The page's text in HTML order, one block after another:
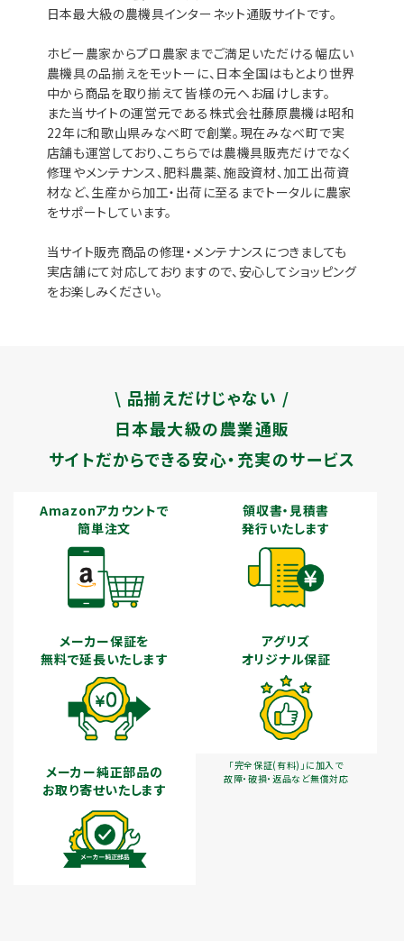
日本最大級の農機具インターネット通販サイトです。
ホビー農家からプロ農家までご満足いただける幅広い
農機具の品揃えをモットーに、日本全国はもとより世界
中から商品を取り揃えて皆様の元へお届けします。
また当サイトの運営元である株式会社藤原農機は昭和
22年に和歌山県みなべ町で創業。現在みなべ町で実
店舗も運営しており、こちらでは農機具販売だけでなく
修理やメンテナンス、肥料農薬、施設資材、加工出荷資
材など、生産から加工・出荷に至るまでトータルに農家
をサポートしています。
当サイト販売商品の修理・メンテナンスにつきましても
実店舗にて対応しておりますので、安心してショッピング
をお楽しみください。
\ 品揃えだけじゃない /
日本最大級の農業通販
サイトだからできる安心・充実のサービス
Amazonアカウントで
簡単注文
領収書・見積書
発行いたします
メーカー保証を
無料で延長いたします
アグリズ
オリジナル保証
「完全保証(有料)」に加入で
故障・破損・返品など無償対応
メーカー純正部品の
お取り寄せいたします